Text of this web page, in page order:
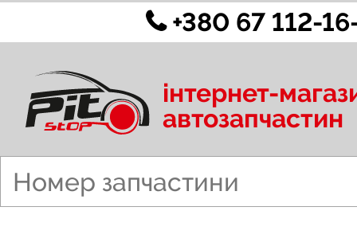
+380 67 112-
інтернет-
автозапчастин